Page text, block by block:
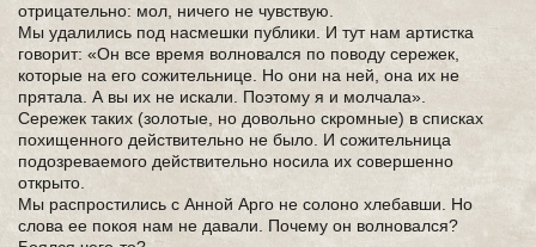
отрицательно: мол, ничего не чувствую.
Мы удалились под насмешки публики. И тут нам артистка
говорит: «Он все время волновался по поводу сережек,
которые на его сожительнице. Но они на ней, она их не
прятала. А вы их не искали. Поэтому я и молчала».
Сережек таких (золотые, но довольно скромные) в списках
похищенного действительно не было. И сожительница
подозреваемого действительно носила их совершенно
открыто.
Мы распростились с Анной Арго не солоно хлебавши. Но
слова ее покоя нам не давали. Почему он волновался?